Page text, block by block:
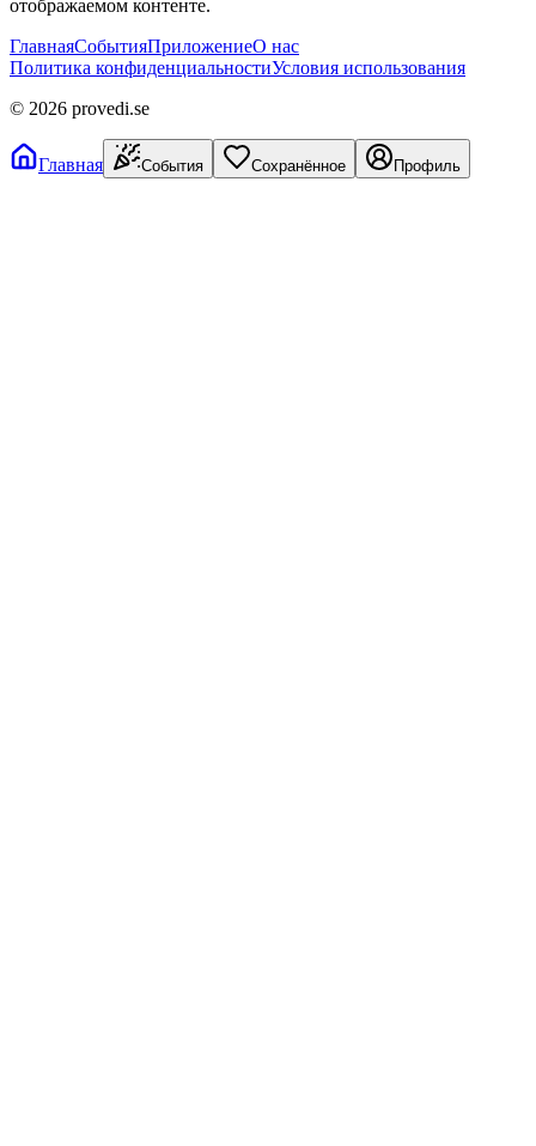
отображаемом контенте.
ГлавнаяСобытияПриложениеО нас
Политика конфиденциальностиУсловия использования
© 2026 provedi.se
Главная События Сохранённое Профиль